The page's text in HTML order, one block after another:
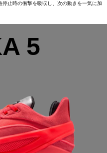
止時の衝撃を吸収し、次の動きを一気に加
5